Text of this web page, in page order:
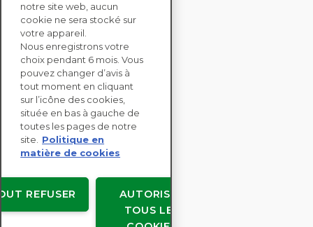
CONTACTEZ-NOUS
SOLUTIONS
ENTERPRISE
ÉVALUATIONS RSE
RESSOURCES
À PROPOS
Copyright © EcoVadis
notre site web, aucun
cookie ne sera stocké sur
votre appareil.
Nous enregistrons votre
choix pendant 6 mois. Vous
pouvez changer d’avis à
tout moment en cliquant
sur l’icône des cookies,
située en bas à gauche de
toutes les pages de notre
site.
Politique en
matière de cookies
AUTORISER
TOUS LES
REFUSER